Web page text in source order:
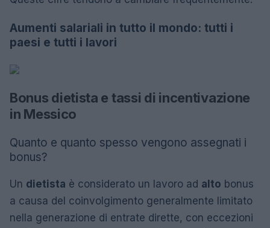
Aumenti salariali in tutto il mondo: tutti i
paesi e tutti i lavori
Bonus dietista e tassi di incentivazione
in Messico
Quanto e quanto spesso vengono assegnati i
bonus?
Un dietista è considerato un lavoro ad alto bonus
a causa del coinvolgimento generalmente limitato
nella generazione di entrate dirette, con eccezioni